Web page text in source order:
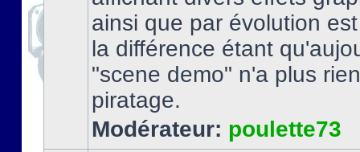
ainsi que par évolution
la différence étant
"scene demo" n'a plus
piratage.
Modérateur: poulette73